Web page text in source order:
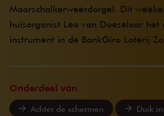
Maarschalkerweerdorgel. Dit
huisorganist Leo van Doeselaar het
instrument in de BankGiro Loterij
Onderdeel van
Achter de schermen
Duik